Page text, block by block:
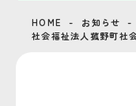
HOME
お知らせ
社会福祉法人菰野町社